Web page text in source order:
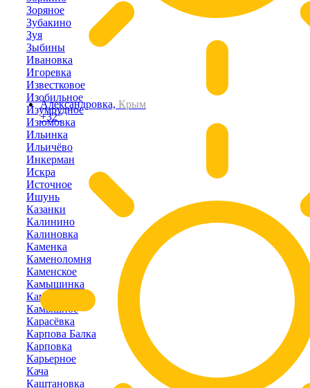
Александровка, Крым
+32°
Зоряное
Зубакино
Зуя
Зыбины
Ивановка
Игоревка
Известковое
Изобильное
Изумрудное
Изюмовка
Ильинка
Ильичёво
Инкерман
Искра
Источное
Ишунь
Казанки
Калинино
Калиновка
Каменка
Каменоломня
Каменское
Камышинка
Камышлы
Камышное
Карасёвка
Карпова Балка
Карповка
Карьерное
Кача
Каштановка